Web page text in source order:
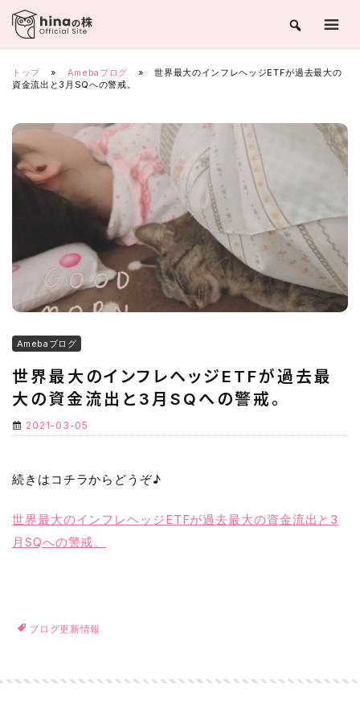
Skip
content
トップ » Amebaブログ »
世界最大のインフレヘッジETFが過去最大の
資金流出と3月SQへの警戒。
Amebaブログ
世界最大のインフレヘッジETFが過去最
大の資金流出と3月SQへの警戒。
2021-03-05
続きはコチラからどうぞ♪
世界最大のインフレヘッジETFが過去最大の資金流出と3
月SQへの警戒。
ブログ更新情報